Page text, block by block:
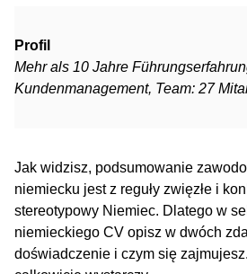
Profil
Mehr als 10 Jahre
Kundenmanagement, Team: 27
Jak widzisz, podsumowanie
niemiecku jest z reguły zwięzłe i
stereotypowy Niemiec. Dlatego w
niemieckiego CV opisz w dwóch
doświadczenie i czym się